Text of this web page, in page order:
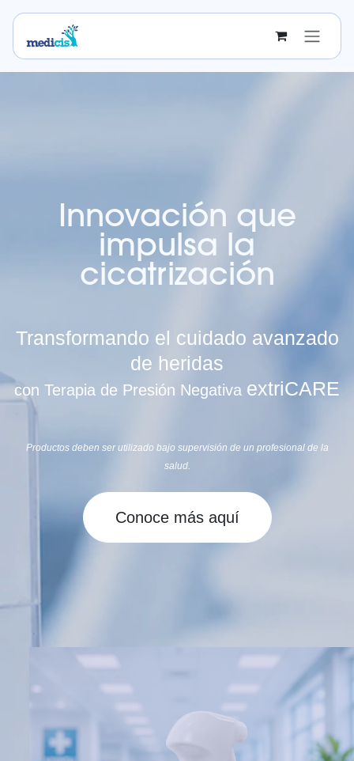
Innovación que
impulsa la
cicatrización
Transformando el cuidado avanzado
de heridas
con Terapia de Presión Negativa extriCARE
Productos deben ser utilizado bajo supervisión de un profesional de la
salud.
Conoce más aquí